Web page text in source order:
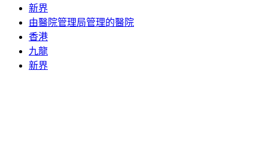
新界
由醫院管理局管理的醫院
香港
九龍
新界